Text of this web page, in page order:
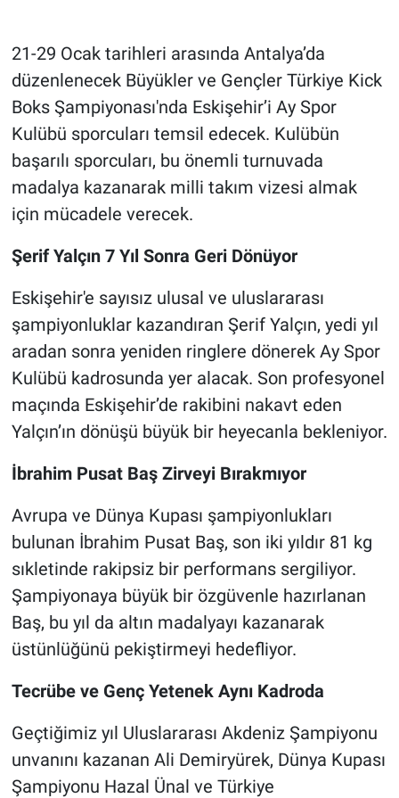
21-29 Ocak tarihleri arasında Antalya’da
düzenlenecek Büyükler ve Gençler Türkiye Kick
Boks Şampiyonası'nda Eskişehir’i Ay Spor
Kulübü sporcuları temsil edecek. Kulübün
başarılı sporcuları, bu önemli turnuvada
madalya kazanarak milli takım vizesi almak
için mücadele verecek.
Şerif Yalçın 7 Yıl Sonra Geri Dönüyor
Eskişehir'e sayısız ulusal ve uluslararası
şampiyonluklar kazandıran Şerif Yalçın, yedi yıl
aradan sonra yeniden ringlere dönerek Ay Spor
Kulübü kadrosunda yer alacak. Son profesyonel
maçında Eskişehir’de rakibini nakavt eden
Yalçın’ın dönüşü büyük bir heyecanla bekleniyor.
İbrahim Pusat Baş Zirveyi Bırakmıyor
Avrupa ve Dünya Kupası şampiyonlukları
bulunan İbrahim Pusat Baş, son iki yıldır 81 kg
sıkletinde rakipsiz bir performans sergiliyor.
Şampiyonaya büyük bir özgüvenle hazırlanan
Baş, bu yıl da altın madalyayı kazanarak
üstünlüğünü pekiştirmeyi hedefliyor.
Tecrübe ve Genç Yetenek Aynı Kadroda
Geçtiğimiz yıl Uluslararası Akdeniz Şampiyonu
unvanını kazanan Ali Demiryürek, Dünya Kupası
Şampiyonu Hazal Ünal ve Türkiye